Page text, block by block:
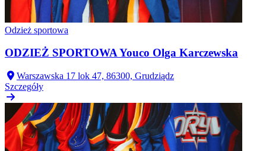
Odzież sportowa
ODZIEŻ SPORTOWA Youco Olga Karczewska
Warszawska 17 lok 47, 86300, Grudziądz
Szczegóły